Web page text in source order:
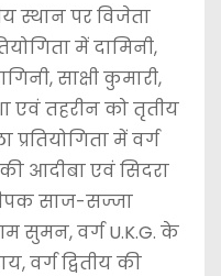
स्थान पर विजेता
में दामिनी,
साक्षी कुमारी,
एवं तहरीन को तृतीय
प्रतियोगिता में वर्ग
आदीबा एवं सिदरा
साज-सज्जा
सुमन, वर्ग U.K.G. के
वर्ग द्वितीय की